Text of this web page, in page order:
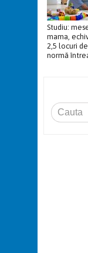
Studiu:
mama,
2,5 locuri
normă